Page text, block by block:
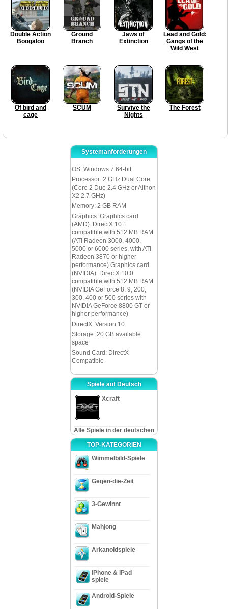
Double Action
Boogaloo
Ground
Branch
Jaws of
Extinction
Lead and Gold:
Gangs of the
Wild West
Of bird and
cage
SCUM
Survive the
Nights
The Forest
Systemanforderungen
OS: Windows 7 64-bit
Processor: 2 GHz Dual Core
(Core 2 Duo 2.4 GHz or Althon
X2 2.7 GHz)
Memory: 2 GB RAM
Graphics: Graphics card
(AMD): DirectX 10.1
compatible with 512 MB RAM
(ATI Radeon 3000, 4000,
5000 or 6000 series, with ATI
Radeon 3870 or higher
performance) Graphics card
(NVIDIA): DirectX 10.0
compatible with 512 MB RAM
(NVIDIA GeForce 8, 9, 200,
300, 400 or 500 series with
NVIDIA GeForce 8800 GT or
higher performance)
DirectX: Version 10
Storage: 20 GB available
space
Sound Card: DirectX
Compatible
Spiele auf Deutsch
Xcraft
Alle Spiele in der deutschen
TOP-KATEGORIEN
Wimmelbild-Spiele
Gegen-die-Zeit
3-Gewinnt
Mahjong
Arkanoidspiele
iPhone & iPad
spiele
Android-Spiele